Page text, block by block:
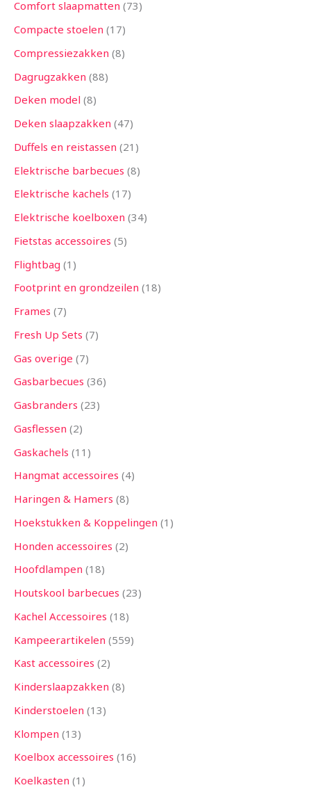
Comfort slaapmatten 73
Compacte stoelen 17
Compressiezakken 8
Dagrugzakken 88
Deken model 8
Deken slaapzakken 47
Duffels en reistassen 21
Elektrische barbecues 8
Elektrische kachels 17
Elektrische koelboxen 34
Fietstas accessoires 5
Flightbag 1
Footprint en grondzeilen 18
Frames 7
Fresh Up Sets 7
Gas overige 7
Gasbarbecues 36
Gasbranders 23
Gasflessen 2
Gaskachels 11
Hangmat accessoires 4
Haringen & Hamers 8
Hoekstukken & Koppelingen 1
Honden accessoires 2
Hoofdlampen 18
Houtskool barbecues 23
Kachel Accessoires 18
Kampeerartikelen 559
Kast accessoires 2
Kinderslaapzakken 8
Kinderstoelen 13
Klompen 13
Koelbox accessoires 16
Koelkasten 1